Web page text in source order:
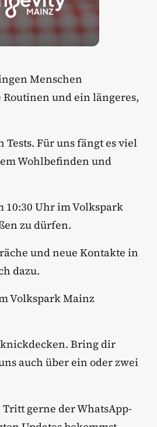
Menschen
und ein längeres,
Für uns fängt es viel
Wohlbefinden und
10:30 Uhr im Volkspark
zu dürfen.
und neue Kontakte in
dazu.
Volkspark Mainz
Bring dir
auch über ein oder zwei
gerne der WhatsApp-